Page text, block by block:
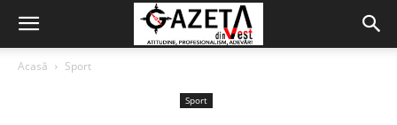
Acasă Sport
Sport